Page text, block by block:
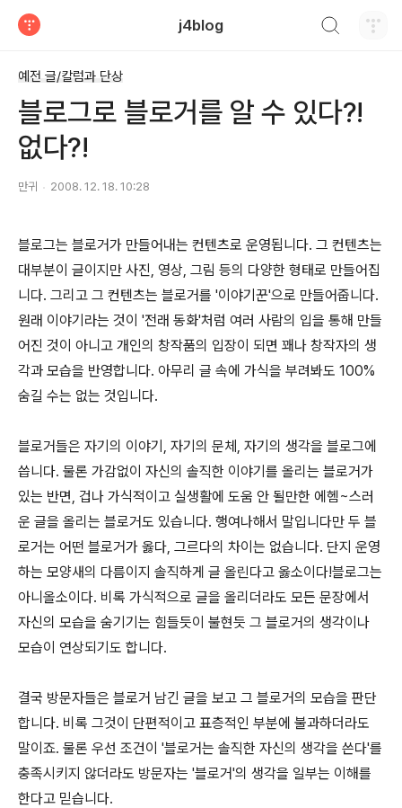
j4blog
예전 글/칼럼과 단상
블로그로 블로거를 알 수 있다?!
없다?!
만귀 2008. 12. 18. 10:28
블로그는 블로거가 만들어내는 컨텐츠로 운영됩니다. 그 컨텐츠는
대부분이 글이지만 사진, 영상, 그림 등의 다양한 형태로 만들어집
니다. 그리고 그 컨텐츠는 블로거를 '이야기꾼'으로 만들어줍니다.
원래 이야기라는 것이 '전래 동화'처럼 여러 사람의 입을 통해 만들
어진 것이 아니고 개인의 창작품의 입장이 되면 꽤나 창작자의 생
각과 모습을 반영합니다. 아무리 글 속에 가식을 부려봐도 100%
숨길 수는 없는 것입니다.
블로거들은 자기의 이야기, 자기의 문체, 자기의 생각을 블로그에
씁니다. 물론 가감없이 자신의 솔직한 이야기를 올리는 블로거가
있는 반면, 겁나 가식적이고 실생활에 도움 안 될만한 에헴~스러
운 글을 올리는 블로거도 있습니다. 행여나해서 말입니다만 두 블
로거는 어떤 블로거가 옳다, 그르다의 차이는 없습니다. 단지 운영
하는 모양새의 다름이지 솔직하게 글 올린다고 옳소이다!블로그는
아니올소이다. 비록 가식적으로 글을 올리더라도 모든 문장에서
자신의 모습을 숨기기는 힘들듯이 불현듯 그 블로거의 생각이나
모습이 연상되기도 합니다.
결국 방문자들은 블로거 남긴 글을 보고 그 블로거의 모습을 판단
합니다. 비록 그것이 단편적이고 표층적인 부분에 불과하더라도
말이죠. 물론 우선 조건이 '블로거는 솔직한 자신의 생각을 쓴다'를
충족시키지 않더라도 방문자는 '블로거'의 생각을 일부는 이해를
한다고 믿습니다.